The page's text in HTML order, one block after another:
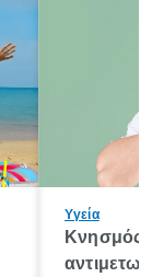
Υγεία
Κνησμός: